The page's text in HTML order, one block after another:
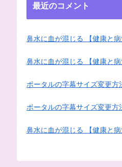
最近のコメント
鼻水に血が混じる 【健康と病
鼻水に血が混じる 【健康と病
ポータルの字幕サイズ変更方
ポータルの字幕サイズ変更方
鼻水に血が混じる 【健康と病